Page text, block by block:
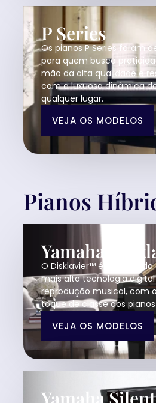
P Series
Os pianos P Series foram
para quem busca
mão da alta qualidade e
com a luxuosa dinâmica
qualquer lugar.
VEJA OS MODELOS
Pianos
Yamaha
O Disklavier™ é o
mais alta tecnologia
reprodução musical, com
toque de classe dos
VEJA OS MODELOS
Yamaha